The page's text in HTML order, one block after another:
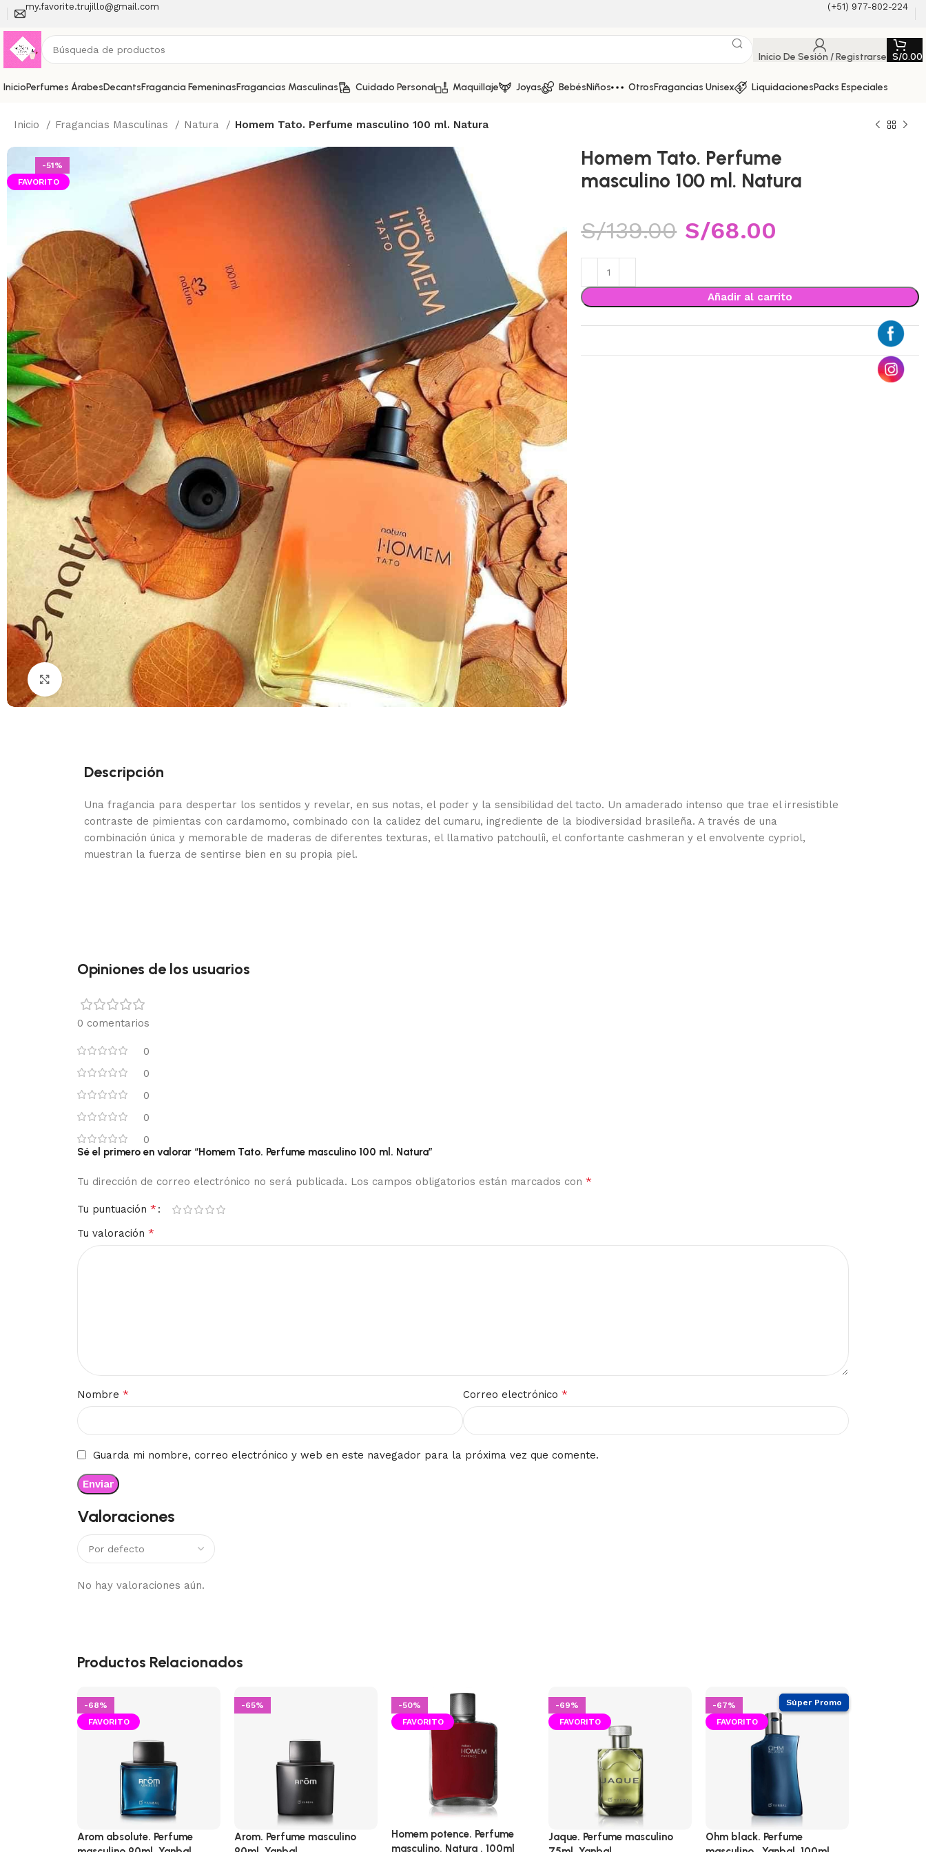
my.favorite.trujillo@gmail.com (+51) 977-802-224
Inicio De Sesión / Registrarse S/0.00
InicioPerfumes ÁrabesDecantsFragancia FemeninasFragancias Masculinas Cuidado Personal Maquillaje Joyas BebésNiños OtrosFragancias Unisex LiquidacionesPacks Especiales
Inicio Fragancias Masculinas Natura Homem Tato. Perfume masculino 100 ml. Natura
-51%
CALIENTE
Haga Click para agrandar
Homem Tato. Perfume
masculino 100 ml. Natura
S/139.00 S/68.00
Añadir al carrito
Descripción
Una fragancia para despertar los sentidos y revelar, en sus notas, el poder y la sensibilidad del tacto. Un amaderado intenso que trae el irresistible
contraste de pimientas con cardamomo, combinado con la calidez del cumaru, ingrediente de la biodiversidad brasileña. A través de una
combinación única y memorable de maderas de diferentes texturas, el llamativo patchoulíi, el confortante cashmeran y el envolvente cypriol,
muestran la fuerza de sentirse bien en su propia piel.
Opiniones de los usuarios
0 comentarios
0
0
0
0
0
Valoraciones
No hay valoraciones aún.
Sé el primero en valorar “Homem Tato. Perfume masculino 100 ml. Natura”
Tu dirección de correo electrónico no será publicada. Los campos obligatorios están marcados con *
Tu puntuación *
Tu valoración *
Nombre * Correo electrónico *
Guarda mi nombre, correo electrónico y web en este navegador para la próxima vez que comente.
Productos Relacionados
-68%
CALIENTE
Arom absolute. Perfume
-65%
Arom. Perfume masculino
-50%
CALIENTE
Homem potence. Perfume
masculino. Natura . 100ml
-69%
CALIENTE
Jaque. Perfume masculino
-67%
CALIENTE
Ohm black. Perfume